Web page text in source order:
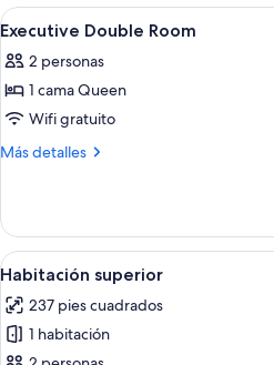
Room
Abrir
todas
las
fotos
de
Executive
8
Executive Double Room
2 personas
1 cama Queen
Wifi gratuito
Más detalles
Más
Double
Room
Abrir
todas
las
fotos
8
Habitación superior
237 pies cuadrados
1 habitación